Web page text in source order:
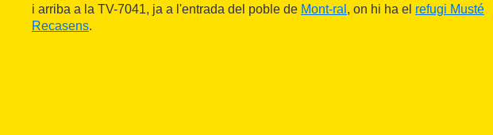
i arriba a la TV-7041, ja a l'entrada del poble de Mont-ral , on hi ha el refugi Musté
Recasens.